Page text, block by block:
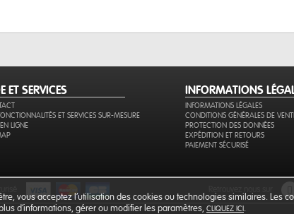
ET SERVICES
ET SERVICES SUR-MESURE
LIGNE
INFORMATIONS
INFORMATIONS LÉGALES
CONDITIONS GÉNÉRALES DE
PROTECTION DES DONNÉES
EXPÉDITION ET RETOURS
PAIEMENT SÉCURISÉ
vous acceptez l’utilisation des cookies ou technologies similaires. Les
d'informations, gérer ou modifier les paramètres, CLIQUEZ ICI .